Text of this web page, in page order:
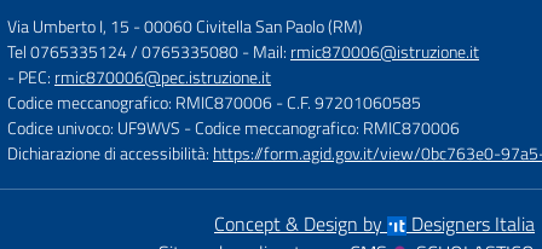
Via Umberto I, 15 -00060 Civitella San Paolo (RM)
Tel 0765335124 / 0765335080- Mail: rmic870006@istruzione.it
- PEC: rmic870006@pec.istruzione.it
Codice meccanografico: RMIC870006- C.F. 97201060585
Codice univoco: UF9WVS - Codice meccanografico: RMIC870006
Dichiarazione di accessibilità: https://form.agid.gov.it/view/0bc763e0-
Concept & Design by
Designers Italia